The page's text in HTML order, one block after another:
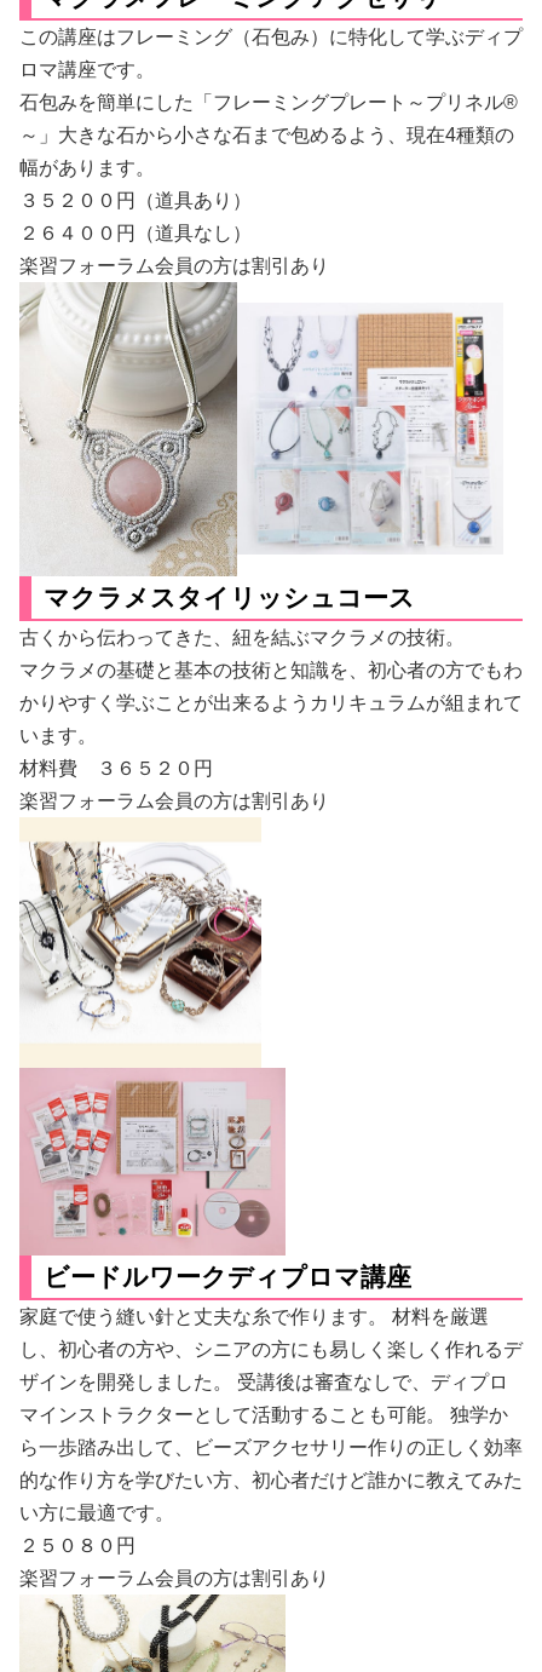
この講座はフレーミング（石包み）に特化して学ぶディプ
ロマ講座です。
石包みを簡単にした「フレーミングプレート～プリネル®
～」大きな石から小さな石まで包めるよう、現在4種類の
幅があります。
３５２００円（道具あり）
２６４００円（道具なし）
楽習フォーラム会員の方は割引あり
マクラメスタイリッシュコース
古くから伝わってきた、紐を結ぶマクラメの技術。
マクラメの基礎と基本の技術と知識を、初心者の方でもわ
かりやすく学ぶことが出来るようカリキュラムが組まれて
います。
材料費 ３６５２０円
楽習フォーラム会員の方は割引あり
ビードルワークディプロマ講座
家庭で使う縫い針と丈夫な糸で作ります。 材料を厳選
し、初心者の方や、シニアの方にも易しく楽しく作れるデ
ザインを開発しました。 受講後は審査なしで、ディプロ
マインストラクターとして活動することも可能。 独学か
ら一歩踏み出して、ビーズアクセサリー作りの正しく効率
的な作り方を学びたい方、初心者だけど誰かに教えてみた
い方に最適です。
２５０８０円
楽習フォーラム会員の方は割引あり